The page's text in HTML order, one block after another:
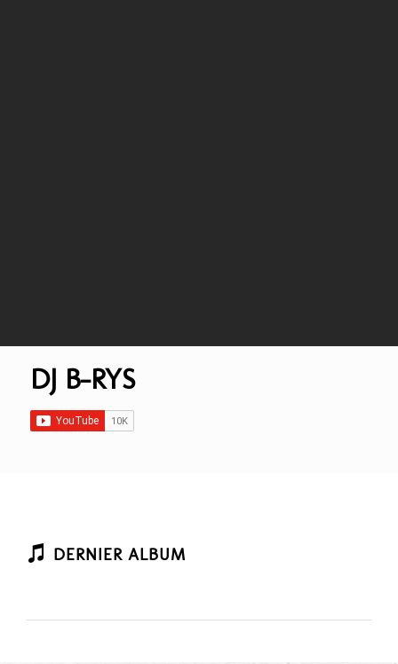
DJ B-RYS
DERNIER ALBUM